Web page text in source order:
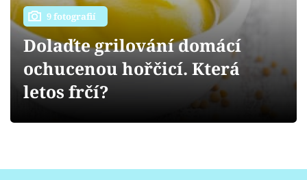
Přihlášení
Sledujte nás
9 fotografií
Dolaďte grilování domácí
ochucenou hořčicí. Která
letos frčí?